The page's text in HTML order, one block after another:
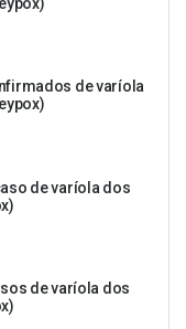
de varíola
de varíola dos
de varíola dos